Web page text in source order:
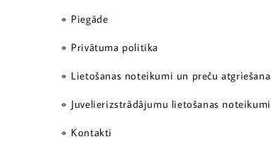
Piegāde
Privātuma politika
Lietošanas noteikumi un preču atgriešana
Juvelierizstrādājumu lietošanas noteikumi
Kontakti